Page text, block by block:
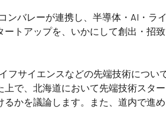
ンバレーが連携し、半導体・AI・ラ
トアップを、いかにして創出・招
フサイエンスなどの先端技術につい
で、北海道において先端技術スタ
かを議論します。また、道内で進